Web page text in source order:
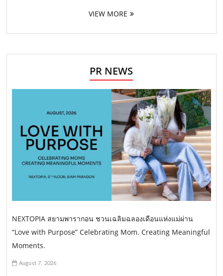
VIEW MORE
PR NEWS
NEXTOPIA สยามพารากอน ชวนเฉลิมฉลองเดือนแห่งแม่ผ่าน
“Love with Purpose” Celebrating Mom. Creating Meaningful
Moments.
August 7, 2026